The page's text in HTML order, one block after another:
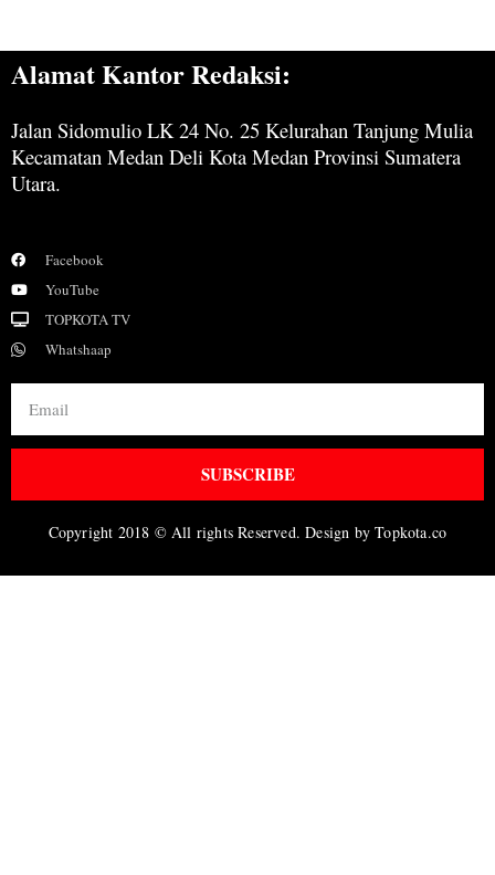
Alamat Kantor Redaksi:
Jalan Sidomulio LK 24 No. 25 Kelurahan Tanjung Mulia
Kecamatan Medan Deli Kota Medan Provinsi Sumatera
Utara.
Facebook
YouTube
TOPKOTA TV
Whatshaap
SUBSCRIBE
Copyright 2018 © All rights Reserved. Design by Topkota.co